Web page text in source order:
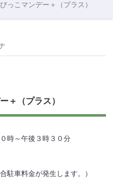
っこマンデー＋（プラス）
＋（プラス）
時～午後３時３０分
車料金が発生します。）